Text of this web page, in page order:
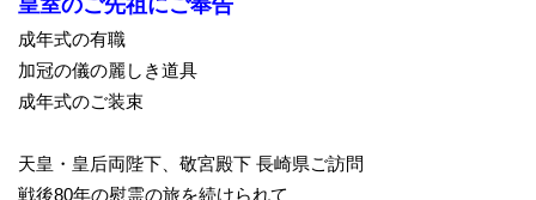
皇室のご先祖にご奉告
成年式の有職
加冠の儀の麗しき道具
成年式のご装束
天皇・皇后両陛下、敬宮殿下 長崎県ご訪問
戦後80年の慰霊の旅を続けられて